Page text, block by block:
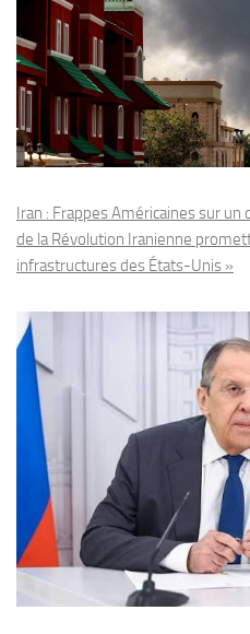
Iran : Frappes Américaines sur
de la Révolution Iranienne
infrastructures des États-Unis »